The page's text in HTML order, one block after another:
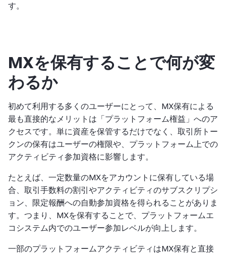
す。
MXを保有することで何が変
わるか
初めて利用する多くのユーザーにとって、MX保有による
最も直接的なメリットは「プラットフォーム権益」へのア
クセスです。単に資産を保管するだけでなく、取引所トー
クンの保有はユーザーの権限や、プラットフォーム上での
アクティビティ参加資格に影響します。
たとえば、一定数量のMXをアカウントに保有している場
合、取引手数料の割引やアクティビティのサブスクリプシ
ョン、限定報酬への自動参加資格を得られることがありま
す。つまり、MXを保有することで、プラットフォームエ
コシステム内でのユーザー参加レベルが向上します。
一部のプラットフォームアクティビティはMX保有と直接